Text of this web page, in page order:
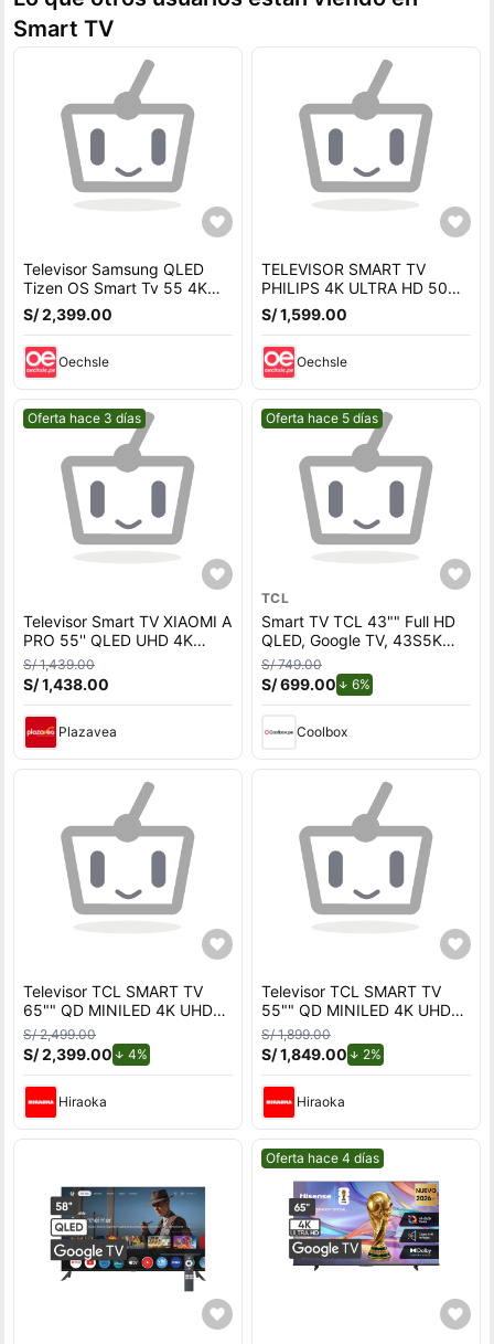
Smart TV
Televisor Samsung QLED
Tizen OS Smart Tv 55 4K
QN55Q65DAGXPE +
Soundbar HW C400
S/ 2,399.00
Oechsle
TELEVISOR SMART TV
PHILIPS 4K ULTRA HD 50
TELEVISOR SMART TV
PHILIPS 4K ULTRA HD 50
50PUD7406
S/ 1,599.00
Oechsle
Mejor precio.
Oferta hace 3 días
Televisor Smart TV XIAOMI A
PRO 55'' QLED UHD 4K
L55MB-APPH GoogleTV
2026 - Antena Digital
S/ 1,439.00
S/ 1,438.00
Plazavea
Mejor precio.
Oferta hace 5 días
TCL
Smart TV TCL 43"" Full HD
QLED, Google TV, 43S5K
2026
S/ 749.00
S/ 699.00 6%de descuento.
Coolbox
Televisor TCL SMART TV
65"" QD MINILED 4K UHD
65C6K
S/ 2,499.00
S/ 2,399.00 4%
Hiraoka
Televisor TCL SMART TV
55"" QD MINILED 4K UHD
55C6K
S/ 1,899.00
S/ 1,849.00 2%de descuento.
Hiraoka
Mejor precio.
Oferta hace 4 días